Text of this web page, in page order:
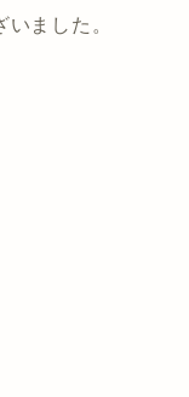
ました。